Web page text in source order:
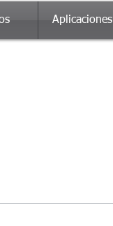
Aplicaciones